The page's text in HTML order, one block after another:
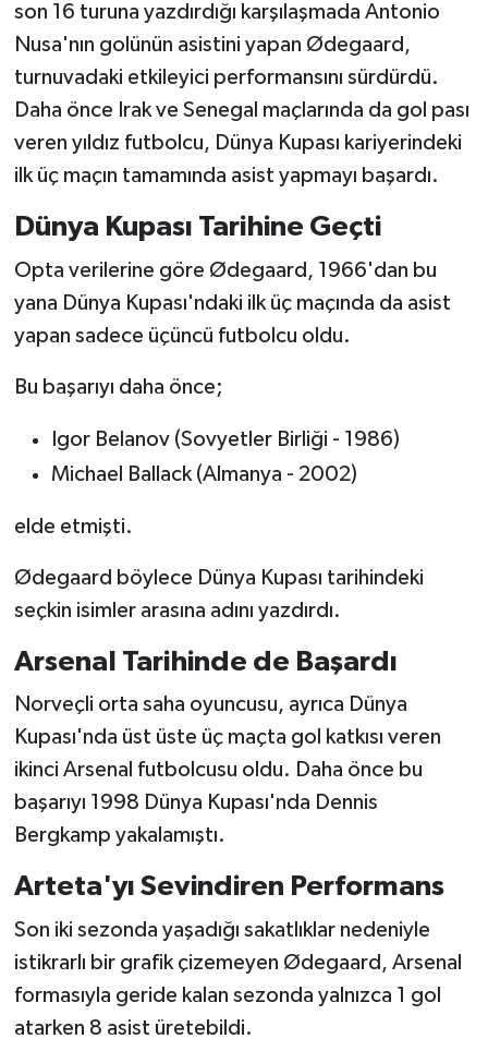
son 16 turuna yazdırdığı karşılaşmada Antonio
Nusa'nın golünün asistini yapan Ødegaard,
turnuvadaki etkileyici performansını sürdürdü.
Daha önce Irak ve Senegal maçlarında da gol pası
veren yıldız futbolcu, Dünya Kupası kariyerindeki
ilk üç maçın tamamında asist yapmayı başardı.
Dünya Kupası Tarihine Geçti
Opta verilerine göre Ødegaard, 1966'dan bu
yana Dünya Kupası'ndaki ilk üç maçında da asist
yapan sadece üçüncü futbolcu oldu.
Bu başarıyı daha önce;
Igor Belanov (Sovyetler Birliği - 1986)
Michael Ballack (Almanya - 2002)
elde etmişti.
Ødegaard böylece Dünya Kupası tarihindeki
seçkin isimler arasına adını yazdırdı.
Arsenal Tarihinde de Başardı
Norveçli orta saha oyuncusu, ayrıca Dünya
Kupası'nda üst üste üç maçta gol katkısı veren
ikinci Arsenal futbolcusu oldu. Daha önce bu
başarıyı 1998 Dünya Kupası'nda Dennis
Bergkamp yakalamıştı.
Arteta'yı Sevindiren Performans
Son iki sezonda yaşadığı sakatlıklar nedeniyle
istikrarlı bir grafik çizemeyen Ødegaard, Arsenal
formasıyla geride kalan sezonda yalnızca 1 gol
atarken 8 asist üretebildi.